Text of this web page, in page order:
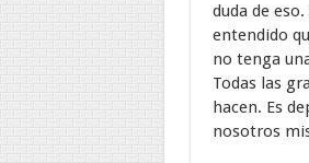
duda de
entendido
no tenga
Todas las
hacen. Es
nosotros